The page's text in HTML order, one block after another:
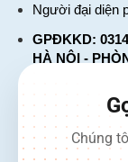
Người đại diện
GPĐKKD:
HÀ NỘI -
tháng 01 năm
tháng 03 năm
226 Đường
Chúng